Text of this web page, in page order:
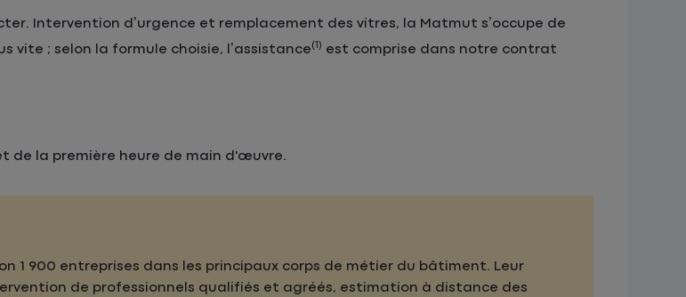
Intervention d’urgence et remplacement des vitres, la Matmut s’occupe de
; selon la formule choisie, l’assistance(1) est comprise dans notre contrat
de la première heure de main d'œuvre.
1 900 entreprises dans les principaux corps de métier du bâtiment. Leur
de professionnels qualifiés et agréés, estimation à distance des